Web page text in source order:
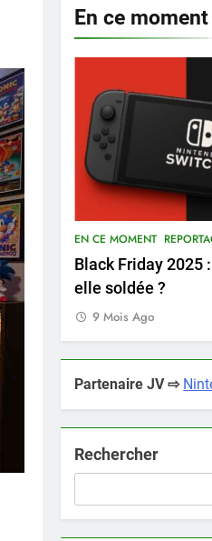
En ce moment
EN CE MOMENT
Black Friday 2025
elle soldée ?
9 Mois Ago
Partenaire JV ⇨
Rechercher